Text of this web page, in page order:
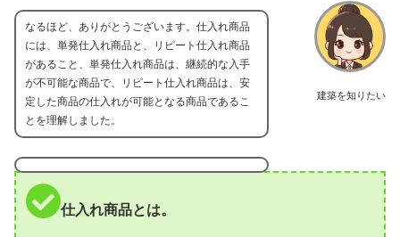
建築を知りたい
なるほど、ありがとうございます。仕入れ商品
には、単発仕入れ商品と、リピート仕入れ商品
があること、単発仕入れ商品は、継続的な入手
が不可能な商品で、リピート仕入れ商品は、安
定した商品の仕入れが可能となる商品であるこ
とを理解しました。
仕入れ商品とは。